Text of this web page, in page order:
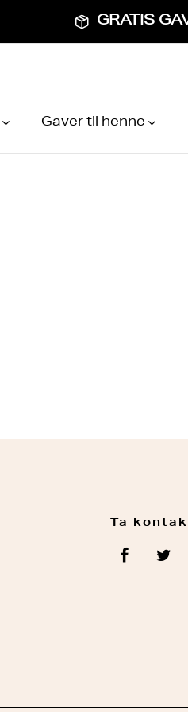
GRATIS
Gaver til henne
Ta